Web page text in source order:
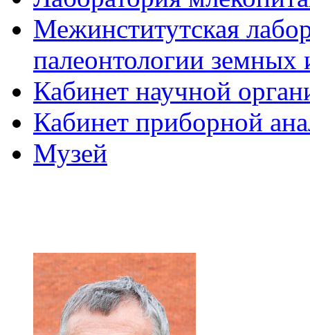
Межинститутская
палеонтологии земных
Кабинет научной
Кабинет приборной
Музей